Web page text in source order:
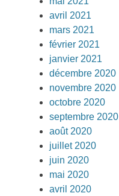
avril 2021
mars 2021
février 2021
janvier 2021
décembre 2020
novembre 2020
octobre 2020
septembre 2020
août 2020
juillet 2020
juin 2020
mai 2020
avril 2020